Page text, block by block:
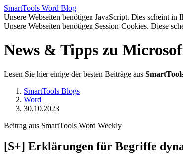
SmartTools Word Blog
Unsere Webseiten benötigen JavaScript. Dies scheint in
Unsere Webseiten benötigen Session-Cookies. Diese
News & Tipps zu
Lesen Sie hier einige der besten Beiträge aus
SmartTools Blogs
Word
30.10.2023
Beitrag aus SmartTools Word Weekly
[S+] Erklärungen für Begriffe